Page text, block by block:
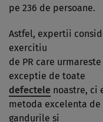
pe 236 de persoane.
Astfel, expertii
exercitiu
de PR care
exceptie de toate
defectele noastre, ci
metoda excelenta
gandurile si